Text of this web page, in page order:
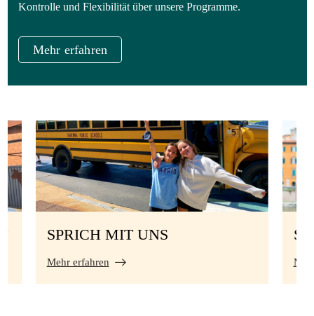
Kontrolle und Flexibilität über unsere Programme.
Mehr erfahren
SPRICH MIT UNS
Mehr erfahren